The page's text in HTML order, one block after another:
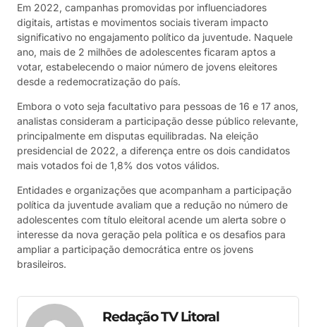
Em 2022, campanhas promovidas por influenciadores
digitais, artistas e movimentos sociais tiveram impacto
significativo no engajamento político da juventude. Naquele
ano, mais de 2 milhões de adolescentes ficaram aptos a
votar, estabelecendo o maior número de jovens eleitores
desde a redemocratização do país.
Embora o voto seja facultativo para pessoas de 16 e 17 anos,
analistas consideram a participação desse público relevante,
principalmente em disputas equilibradas. Na eleição
presidencial de 2022, a diferença entre os dois candidatos
mais votados foi de 1,8% dos votos válidos.
Entidades e organizações que acompanham a participação
política da juventude avaliam que a redução no número de
adolescentes com título eleitoral acende um alerta sobre o
interesse da nova geração pela política e os desafios para
ampliar a participação democrática entre os jovens
brasileiros.
Redação TV Litoral